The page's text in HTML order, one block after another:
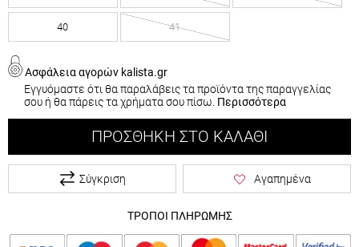
40 41
Ασφάλεια αγορών kalista.gr
Εγγυόμαστε ότι θα παραλάβεις τα προϊόντα της παραγγελίας
σου ή θα πάρεις τα χρήματα σου πίσω. Περισσότερα
ΠΡΟΣΘΉΚΗ ΣΤΟ ΚΑΛΆΘΙ
Σύγκριση Αγαπημένα
ΤΡΟΠΟΙ ΠΛΗΡΩΜΗΣ